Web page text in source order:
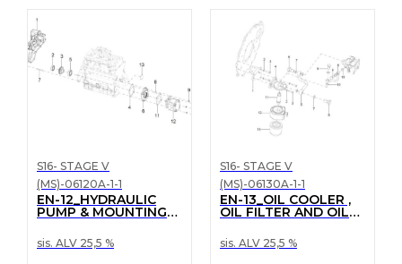
S16- STAGE V
(MS)-06120A-1-1
EN-12_HYDRAULIC
PUMP & MOUNTING
sis. ALV 25,5 %
S16- STAGE V
(MS)-06130A-1-1
EN-13_OIL COOLER ,
OIL FILTER AND OIL
sis. ALV 25,5 %